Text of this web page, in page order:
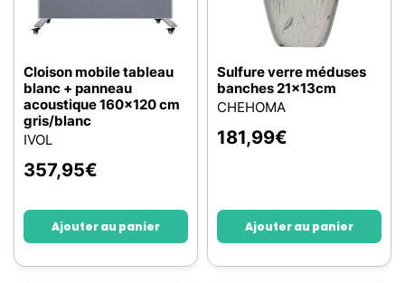
Cloison mobile tableau
blanc + panneau
acoustique 160×120 cm
gris/blanc
IVOL
357,95€
Ajouter au panier
Sulfure verre méduses
banches 21x13cm
CHEHOMA
181,99€
Ajouter au panier